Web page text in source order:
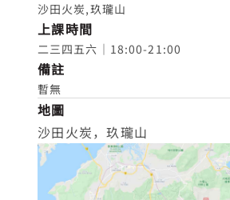
沙田火炭,玖瓏山
上課時間
二三四五六｜18:00-21:00
備註
暫無
地圖
沙田火炭，玖瓏山